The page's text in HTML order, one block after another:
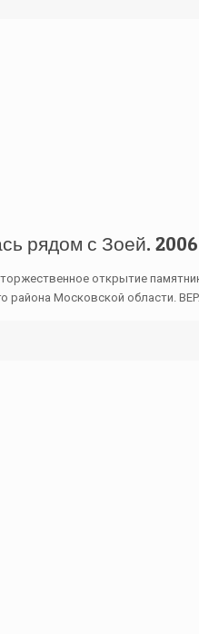
рядом с Зоей. 2006
открытие
Московской области.